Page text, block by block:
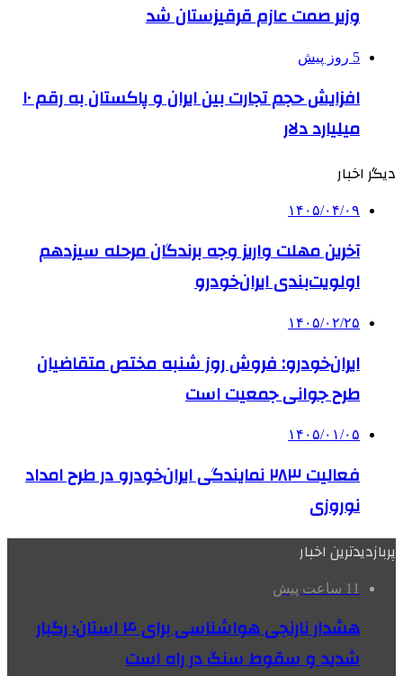
وزیر صمت عازم قرقیزستان شد
5 روز پیش
افزایش حجم تجارت بین ایران و پاکستان به رقم ۱۰
میلیارد دلار
دیگر اخبار
۱۴۰۵/۰۴/۰۹
آخرین مهلت واریز وجه برندگان مرحله سیزدهم
اولویت‌بندی ایران‌خودرو
۱۴۰۵/۰۲/۲۵
ایران‌خودرو: فروش روز شنبه مختص متقاضیان
طرح جوانی جمعیت است
۱۴۰۵/۰۱/۰۵
فعالیت ۲۸۳ نمایندگی‌ ایران‌خودرو در طرح امداد
نوروزی
پربازدیدترین اخبار
11 ساعت پیش
هشدار نارنجی هواشناسی برای ۴ استان؛ رگبار
شدید و سقوط سنگ در راه است